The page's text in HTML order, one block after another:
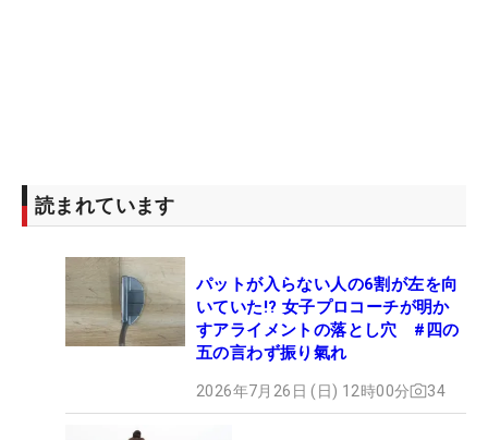
読まれています
パットが入らない人の6割が左を向
いていた!? 女子プロコーチが明か
すアライメントの落とし穴 #四の
五の言わず振り氣れ
2026年7月26日 (日) 12時00分 34